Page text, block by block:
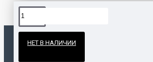
НЕТ В НАЛИЧИИ
ПОПУЛЯРНЫЕ ТОВАРЫ